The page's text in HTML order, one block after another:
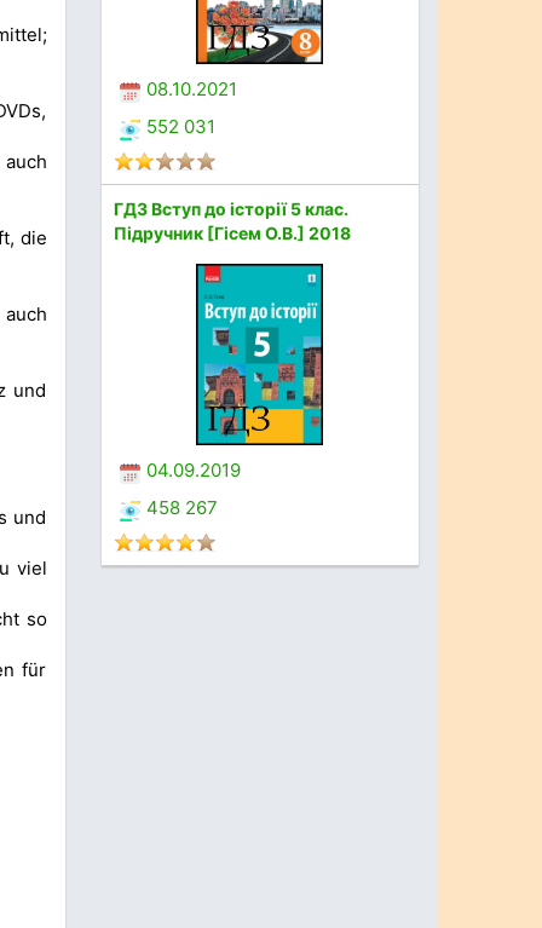
die
und
und
viel
so
für
08.10.2021
552 031
ГДЗ Вступ до історії 5 клас.
Підручник [Гісем О.В.] 2018
04.09.2019
458 267